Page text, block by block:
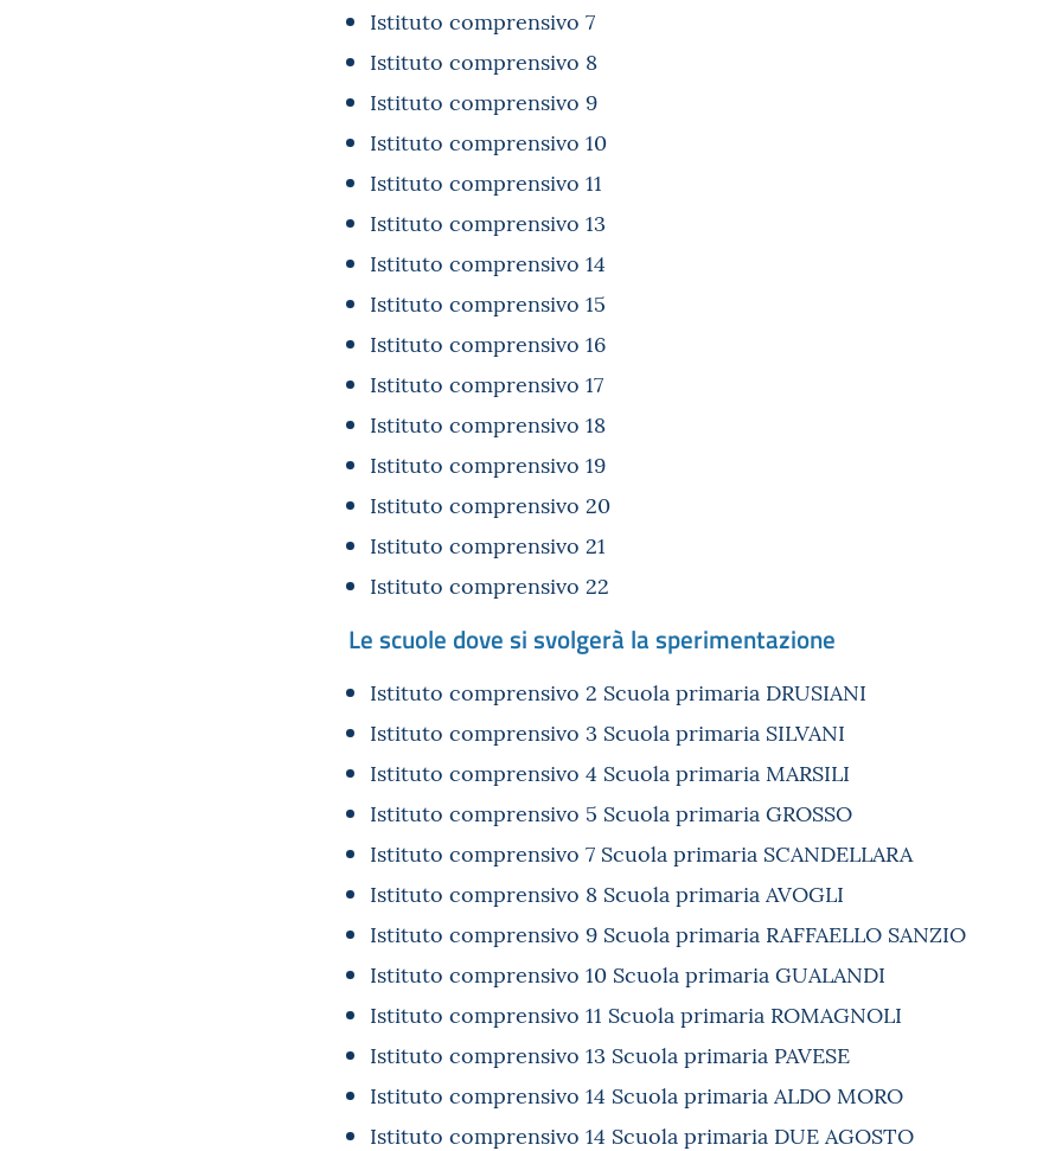
Istituto comprensivo 7
Istituto comprensivo 8
Istituto comprensivo 9
Istituto comprensivo 10
Istituto comprensivo 11
Istituto comprensivo 13
Istituto comprensivo 14
Istituto comprensivo 15
Istituto comprensivo 16
Istituto comprensivo 17
Istituto comprensivo 18
Istituto comprensivo 19
Istituto comprensivo 20
Istituto comprensivo 21
Istituto comprensivo 22
Le scuole dove si svolgerà la sperimentazione
Istituto comprensivo 2 Scuola primaria DRUSIANI
Istituto comprensivo 3 Scuola primaria SILVANI
Istituto comprensivo 4 Scuola primaria MARSILI
Istituto comprensivo 5 Scuola primaria GROSSO
Istituto comprensivo 7 Scuola primaria SCANDELLARA
Istituto comprensivo 8 Scuola primaria AVOGLI
Istituto comprensivo 9 Scuola primaria RAFFAELLO SANZIO
Istituto comprensivo 10 Scuola primaria GUALANDI
Istituto comprensivo 11 Scuola primaria ROMAGNOLI
Istituto comprensivo 13 Scuola primaria PAVESE
Istituto comprensivo 14 Scuola primaria ALDO MORO
Istituto comprensivo 14 Scuola primaria DUE AGOSTO